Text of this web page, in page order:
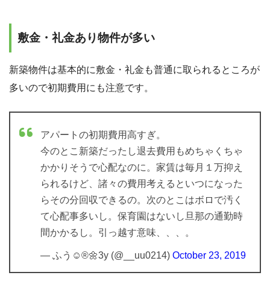
敷金・礼金あり物件が多い
新築物件は基本的に敷金・礼金も普通に取られるところが
多いので初期費用にも注意です。
アパートの初期費用高すぎ。
今のとこ新築だったし退去費用もめちゃくちゃ
かかりそうで心配なのに。家賃は毎月１万抑え
られるけど、諸々の費用考えるといつになった
らその分回収できるの。次のとこはボロで汚く
て心配事多いし。保育園はないし旦那の通勤時
間かかるし。引っ越す意味、、、。
— ふう☺︎®🌼3y (@__uu0214) October 23, 2019